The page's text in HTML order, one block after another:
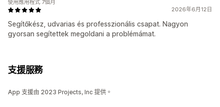
2026年6月12日
Segítőkész, udvarias és professzionális csapat. Nagyon
gyorsan segítettek megoldani a problémámat.
使用應用程式 7個月
支援服務
App 支援由 2023 Projects, Inc 提供。